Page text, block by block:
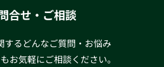
合せ・ご相談
するどんなご質問・お悩み
お気軽にご相談ください。